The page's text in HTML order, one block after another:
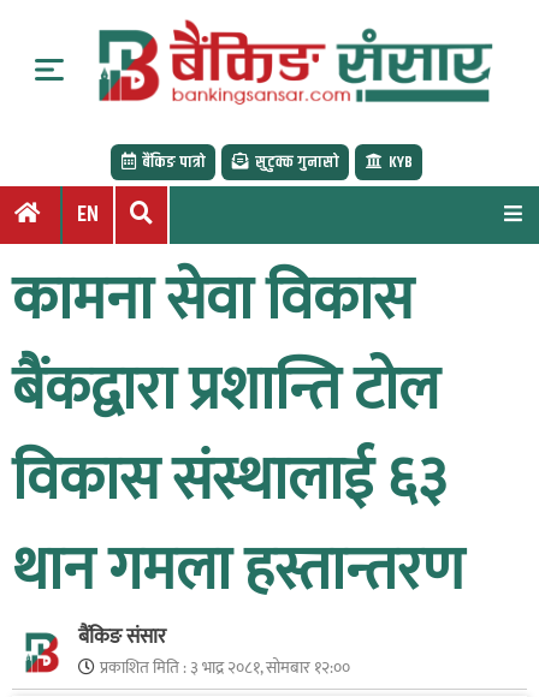
o
बैंकिङ पात्रो सुटुक्क गुनासो KYB
EN
कामना सेवा विकास
बैंकद्वारा प्रशान्ति टोल
विकास संस्थालाई ६३
थान गमला हस्तान्तरण
बैंकिङ संसार
प्रकाशित मिति :३ भाद्र २०८१, सोमबार १२:००